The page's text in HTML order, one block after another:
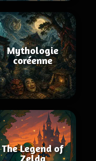
Mythologie
coréenne
The Legend of
Zelda